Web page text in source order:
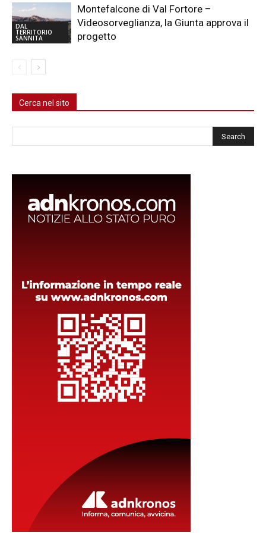
DAL
TERRITORIO
SANNITA
Montefalcone di Val Fortore –
Videosorveglianza, la Giunta approva il
progetto
Cerca nel sito